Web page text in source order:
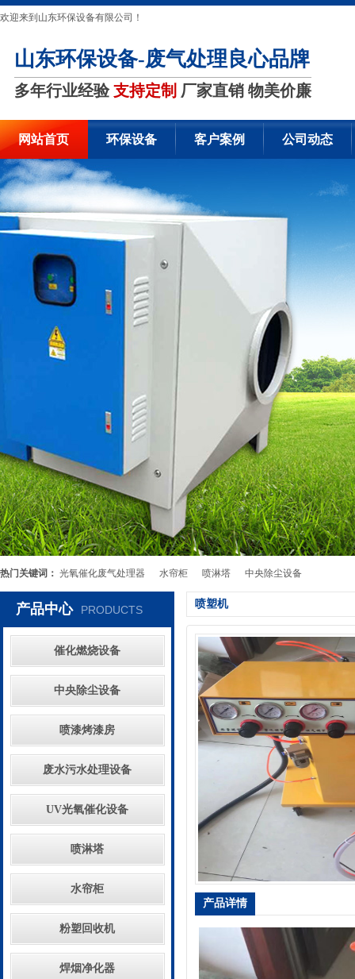
欢迎来到山东环保设备有限公司！
山东环保设备-废气处理良心品牌
多年行业经验支持定制 厂家直销 物美价廉
网站首页 环保设备 客户案例 公司动态
热门关键词： 光氧催化废气处理器 水帘柜 喷淋塔 中央除尘设备
产品中心 PRODUCTS
催化燃烧设备
中央除尘设备
喷漆烤漆房
废水污水处理设备
UV光氧催化设备
喷淋塔
水帘柜
粉塑回收机
焊烟净化器
喷塑机
产品详情